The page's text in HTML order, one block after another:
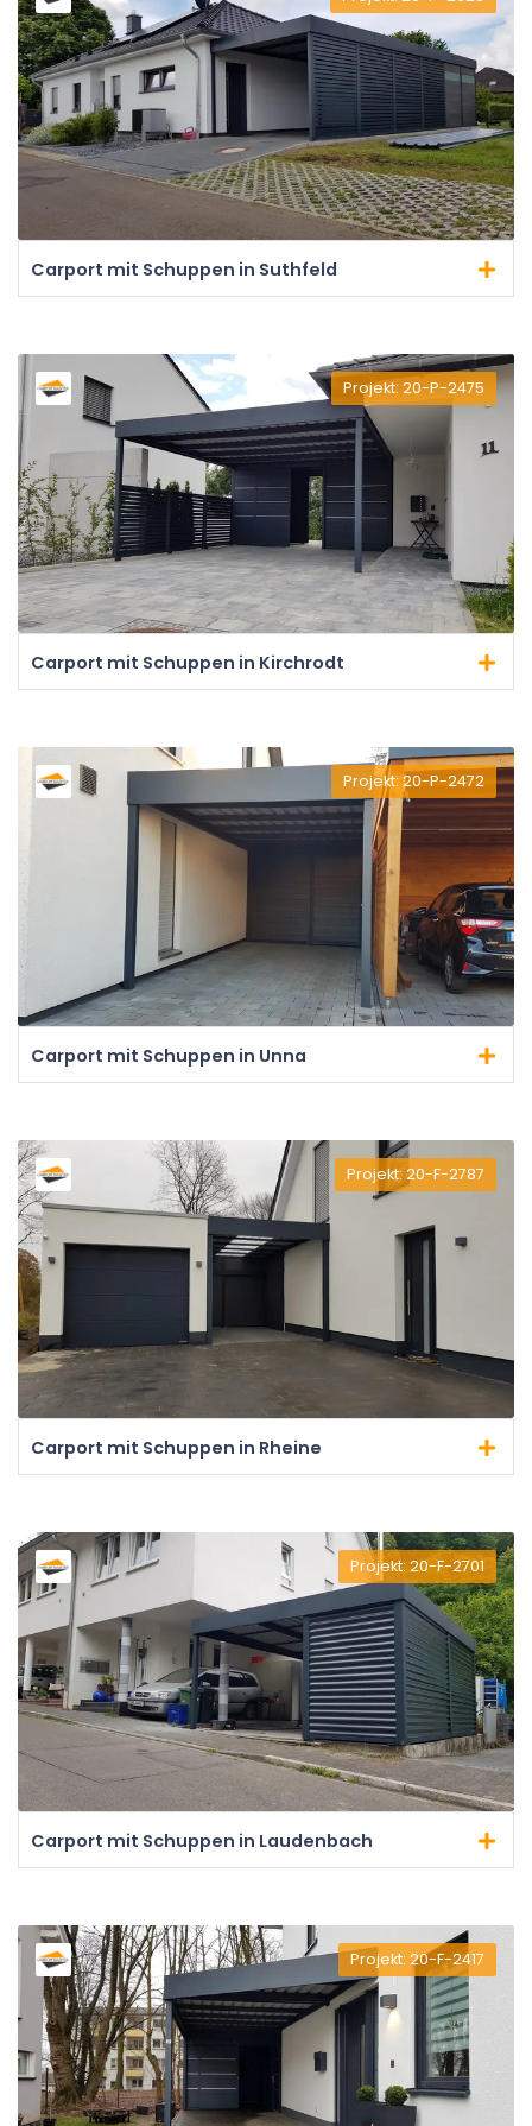
Carport mit Schuppen in Suthfeld
Projekt: 20-P-2475
Carport mit Schuppen in Kirchrodt
Projekt: 20-P-2472
Carport mit Schuppen in Unna
Projekt: 20-F-2787
Carport mit Schuppen in Rheine
Projekt: 20-F-2701
Carport mit Schuppen in Laudenbach
Projekt: 20-F-2417